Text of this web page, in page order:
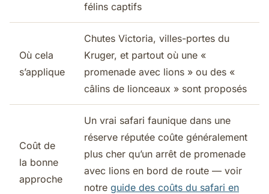
félins captifs
Où cela
s’applique
Chutes Victoria, villes-portes du
Kruger, et partout où une «
promenade avec lions » ou des «
câlins de lionceaux » sont proposés
Coût de
la bonne
approche
Un vrai safari faunique dans une
réserve réputée coûte généralement
plus cher qu’un arrêt de promenade
avec lions en bord de route — voir
notre guide des coûts du safari en